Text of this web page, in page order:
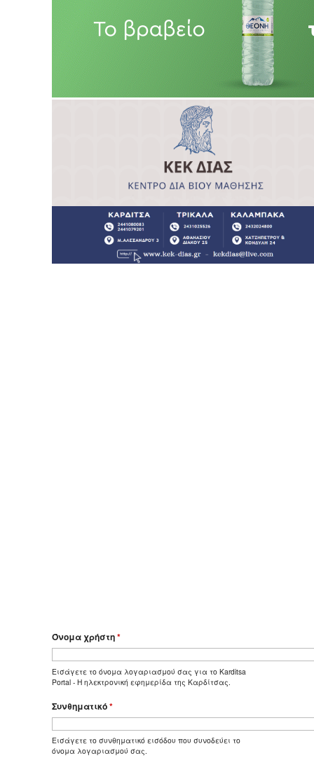
Όνομα χρήστη*
Εισάγετε το όνομα λογαριασμού σας για το Karditsa
Portal - Η ηλεκτρονική εφημερίδα της Καρδίτσας.
Συνθηματικό*
Εισάγετε το συνθηματικό εισόδου που συνοδεύει το
όνομα λογαριασμού σας.